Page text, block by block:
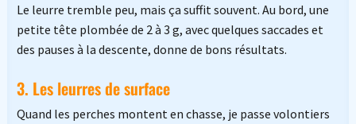
Le leurre tremble peu, mais ça suffit souvent. Au bord, une
petite tête plombée de 2 à 3 g, avec quelques saccades et
des pauses à la descente, donne de bons résultats.
3. Les leurres de surface
Quand les perches montent en chasse, je passe volontiers